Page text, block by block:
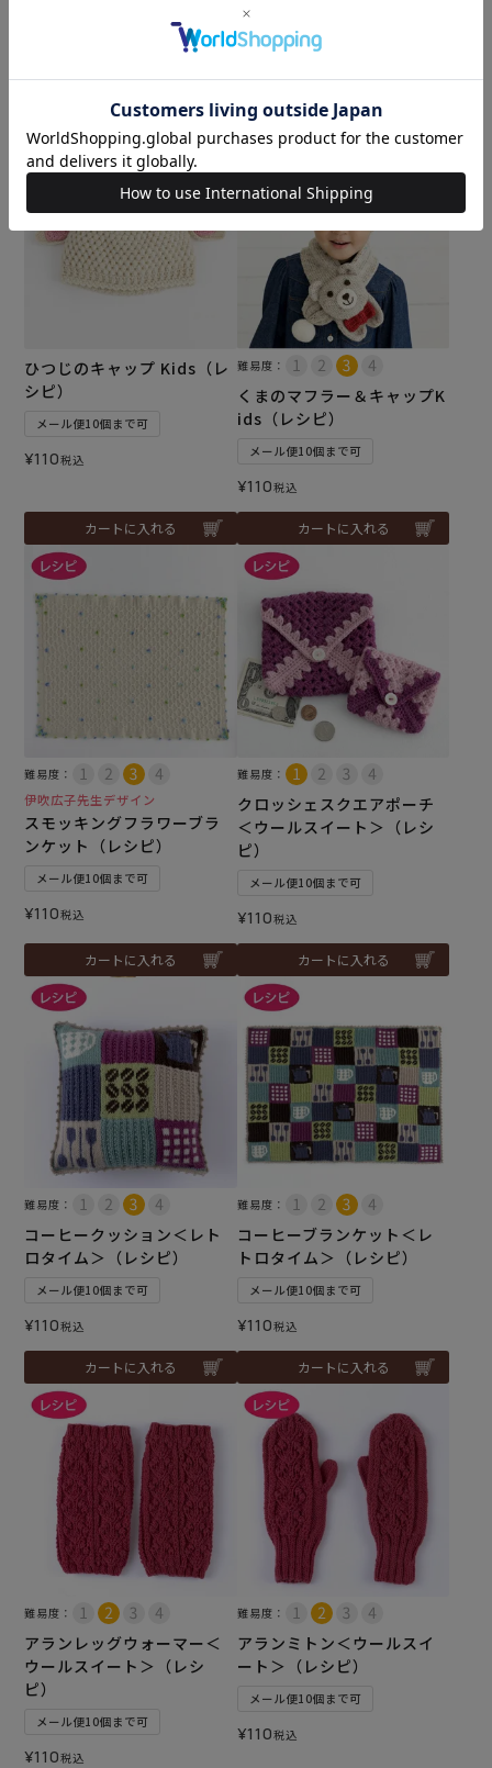
¥110税込
カートに入れる
ト＞（レシピ）
メール便10個まで可
¥110税込
カートに入れる
ひつじのキャップ Kids（レ
シピ）
メール便10個まで可
¥110税込
カートに入れる
難易度：
くまのマフラー＆キャップK
ids（レシピ）
メール便10個まで可
¥110税込
カートに入れる
難易度：
伊吹広子先生デザイン
スモッキングフラワーブラ
ンケット（レシピ）
メール便10個まで可
¥110税込
カートに入れる
難易度：
クロッシェスクエアポーチ
＜ウールスイート＞（レシ
ピ）
メール便10個まで可
¥110税込
カートに入れる
難易度：
コーヒークッション＜レト
ロタイム＞（レシピ）
メール便10個まで可
¥110税込
カートに入れる
難易度：
コーヒーブランケット＜レ
トロタイム＞（レシピ）
メール便10個まで可
¥110税込
カートに入れる
難易度：
アランレッグウォーマー＜
ウールスイート＞（レシ
ピ）
メール便10個まで可
¥110税込
難易度：
アランミトン＜ウールスイ
ート＞（レシピ）
メール便10個まで可
¥110税込